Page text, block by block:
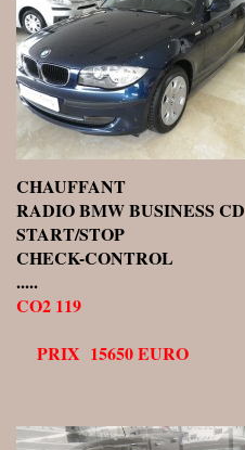
CHAUFFANT
RADIO BMW BUSINESS CD
START/STOP
CHECK-CONTROL
.....
CO2 119
PRIX 15650 EURO